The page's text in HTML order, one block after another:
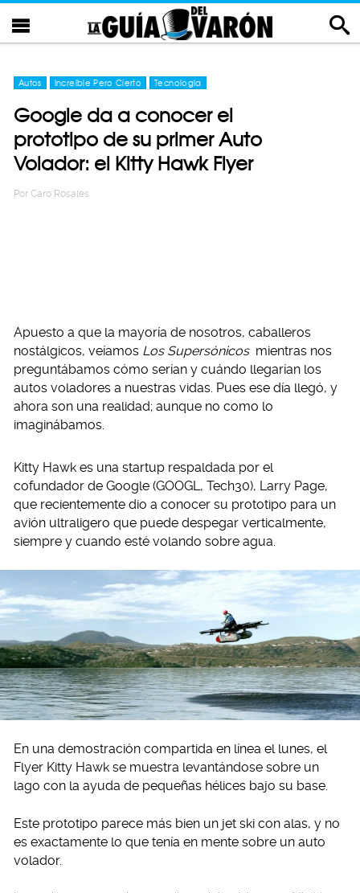
Autos Increíble Pero Cierto Tecnología
Google da a conocer el
prototipo de su primer Auto
Volador: el Kitty Hawk Flyer
Por Caro Rosales
Apuesto a que la mayoría de nosotros, caballeros
nostálgicos, veíamos Los Supersónicos mientras nos
preguntábamos cómo serían y cuándo llegarían los
autos voladores a nuestras vidas. Pues ese día llegó, y
ahora son una realidad; aunque no como lo
imaginábamos.
Kitty Hawk es una startup respaldada por el
cofundador de Google (GOOGL, Tech30), Larry Page,
que recientemente dio a conocer su prototipo para un
avión ultraligero que puede despegar verticalmente,
siempre y cuando esté volando sobre agua.
En una demostración compartida en línea el lunes, el
Flyer Kitty Hawk se muestra levantándose sobre un
lago con la ayuda de pequeñas hélices bajo su base.
Este prototipo parece más bien un jet ski con alas, y no
es exactamente lo que tenía en mente sobre un auto
volador.